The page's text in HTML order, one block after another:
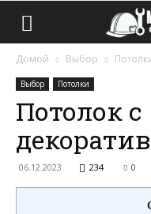
Домой Выбор
Выбор Потолки
Потолок с
06.12.2023 234 0